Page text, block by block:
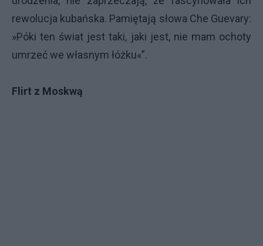
rewolucja kubańska. Pamiętają słowa Che Guevary:
»Póki ten świat jest taki, jaki jest, nie mam ochoty
umrzeć we własnym łóżku«”.
Flirt z Moskwą